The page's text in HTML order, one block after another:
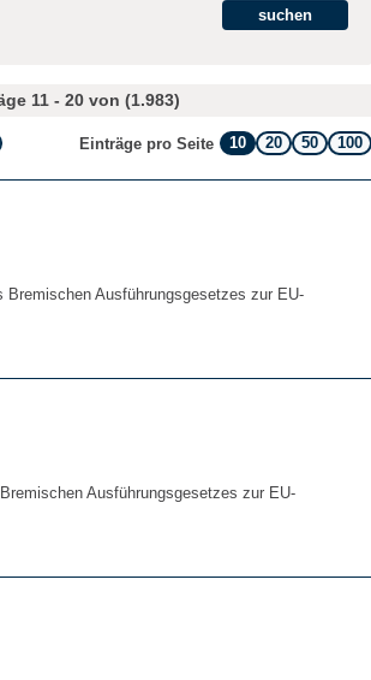
11 - 20 von (1.983)
Einträge pro Seite 10 20 50 100
Ausführungsgesetzes zur EU-
Ausführungsgesetzes zur EU-